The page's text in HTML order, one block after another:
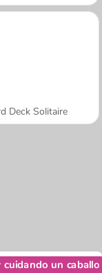
Deck Solitaire
un caballo